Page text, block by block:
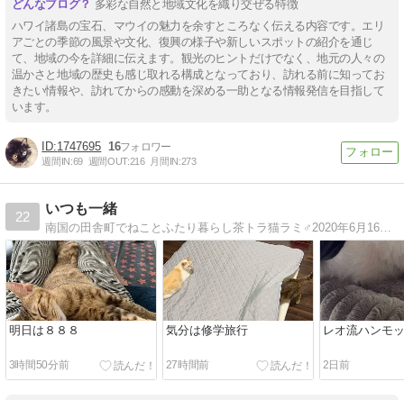
多彩な自然と地域文化を織り交ぜる特徴
ハワイ諸島の宝石、マウイの魅力を余すところなく伝える内容です。エリ
アごとの季節の風景や文化、復興の様子や新しいスポットの紹介を通じ
て、地域の今を詳細に伝えます。観光のヒントだけでなく、地元の人々の
温かさと地域の歴史も感じ取れる構成となっており、訪れる前に知ってお
きたい情報や、訪れてからの感動を深める一助となる情報発信を目指して
います。
1747695 16
週間IN:69 週間OUT:216 月間IN:273
22
いつも一緒
南国の田舎町でねことふたり暮らし茶トラ猫ラミ♂2020年6月16日 10才半でお空へお引越しキジトラ猫ルーク♂2020年8月8日 4ヶ月で保護猫からうちの子になりました
明日は８８８
3時間50分前
気分は修学旅行
27時間前
レオ流ハンモ
2日前